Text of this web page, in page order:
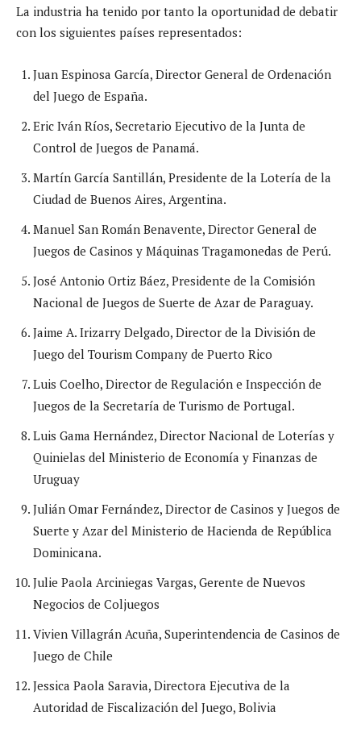
La industria ha tenido por tanto la oportunidad de debatir
con los siguientes países representados:
Juan Espinosa García, Director General de Ordenación
del Juego de España.
Eric Iván Ríos, Secretario Ejecutivo de la Junta de
Control de Juegos de Panamá.
Martín García Santillán, Presidente de la Lotería de la
Ciudad de Buenos Aires, Argentina.
Manuel San Román Benavente, Director General de
Juegos de Casinos y Máquinas Tragamonedas de Perú.
José Antonio Ortiz Báez, Presidente de la Comisión
Nacional de Juegos de Suerte de Azar de Paraguay.
Jaime A. Irizarry Delgado, Director de la División de
Juego del Tourism Company de Puerto Rico
Luis Coelho, Director de Regulación e Inspección de
Juegos de la Secretaría de Turismo de Portugal.
Luis Gama Hernández, Director Nacional de Loterías y
Quinielas del Ministerio de Economía y Finanzas de
Uruguay
Julián Omar Fernández, Director de Casinos y Juegos de
Suerte y Azar del Ministerio de Hacienda de República
Dominicana.
Julie Paola Arciniegas Vargas, Gerente de Nuevos
Negocios de Coljuegos
Vivien Villagrán Acuña, Superintendencia de Casinos de
Juego de Chile
Jessica Paola Saravia, Directora Ejecutiva de la
Autoridad de Fiscalización del Juego, Bolivia